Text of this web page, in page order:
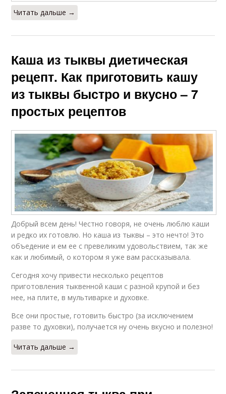
Читать дальше →
Каша из тыквы диетическая
рецепт. Как приготовить кашу
из тыквы быстро и вкусно – 7
простых рецептов
Добрый всем день! Честно говоря, не очень люблю каши
и редко их готовлю. Но каша из тыквы – это нечто! Это
объедение и ем ее с превеликим удовольствием, так же
как и любимый, о котором я уже вам рассказывала.
Сегодня хочу привести несколько рецептов
приготовления тыквенной каши с разной крупой и без
нее, на плите, в мультиварке и духовке.
Все они простые, готовить быстро (за исключением
разве то духовки), получается ну очень вкусно и полезно!
Читать дальше →